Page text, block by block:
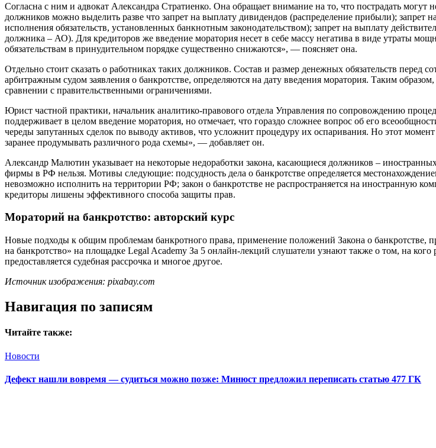
Согласна с ним и адвокат Александра Стратиенко. Она обращает внимание на то, что пострадать
должников можно выделить разве что запрет на выплату дивидендов (распределение прибыли); запрет
исполнения обязательств, установленных банкнотным законодательством); запрет на выплату
должника – АО). Для кредиторов же введение моратория несет в себе массу негатива в виде утраты
обязательствам в принудительном порядке существенно снижаются», — поясняет она.
Отдельно стоит сказать о работниках таких должников. Состав и размер денежных обязательств
арбитражным судом заявления о банкротстве, определяются на дату введения моратория. Таким
сравнении с правительственными ограничениями.
Юрист частной практики, начальник аналитико-правового отдела Управления по сопровождению
поддерживает в целом введение моратория, но отмечает, что гораздо сложнее вопрос об его
череды запутанных сделок по выводу активов, что усложнит процедуру их оспаривания. Но этот
заранее продумывать различного рода схемы», — добавляет он.
Александр Малютин указывает на некоторые недоработки закона, касающиеся должников –
фирмы в РФ нельзя. Мотивы следующие: подсудность дела о банкротстве определяется
невозможно исполнить на территории РФ; закон о банкротстве не распространяется на иностранную
кредиторы лишены эффективного способа защиты прав.
Мораторий на банкротство: авторский курс
Новые подходы к общим проблемам банкротного права, применение положений Закона о
на банкротство» на площадке Legal Academy За 5 онлайн-лекций слушатели узнают также о том, на кого
предоставляется судебная рассрочка и многое другое.
Источник изображения: pixabay.com
Навигация по записям
Читайте также:
Новости
Дефект нашли вовремя — судиться можно позже: Минюст предложил переписать статью 477 ГК